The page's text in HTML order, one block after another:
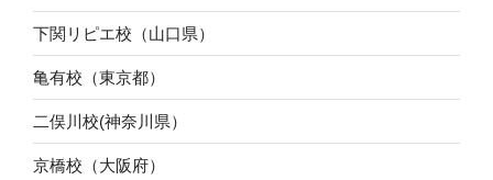
下関リピエ校（山口県）
亀有校（東京都）
二俣川校(神奈川県）
京橋校（大阪府）